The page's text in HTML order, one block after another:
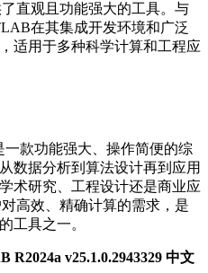
直观且功能强大的工具。与
在其集成开发环境和广泛
适用于多种科学计算和工程应
一款功能强大、操作简便的综
数据分析到算法设计再到应用
术研究、工程设计还是商业应
高效、精确计算的需求，是
工具之一。
v25.1.0.2943329 中文